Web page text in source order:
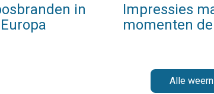
in
Impressies
momenten
Alle